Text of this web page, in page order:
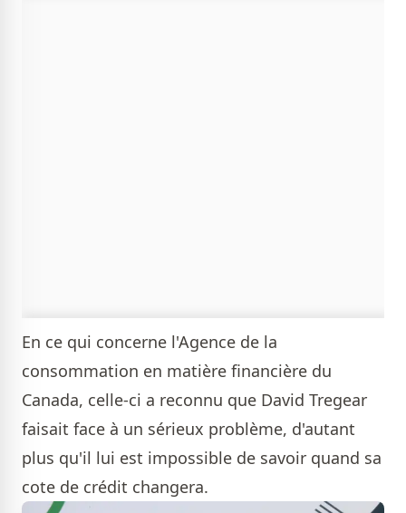
En ce qui concerne l'Agence de la
consommation en matière financière du
Canada, celle-ci a reconnu que David Tregear
faisait face à un sérieux problème, d'autant
plus qu'il lui est impossible de savoir quand sa
cote de crédit changera.